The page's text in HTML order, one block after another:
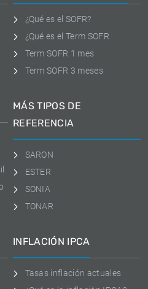
¿Qué es el SOFR?
¿Qué es el Term SOFR
Term SOFR 1 mes
Term SOFR 3 meses
MÁS TIPOS DE
REFERENCIA
SARON
ESTER
SONIA
TONAR
INFLACIÓN IPCA
Tasas inflación actuales